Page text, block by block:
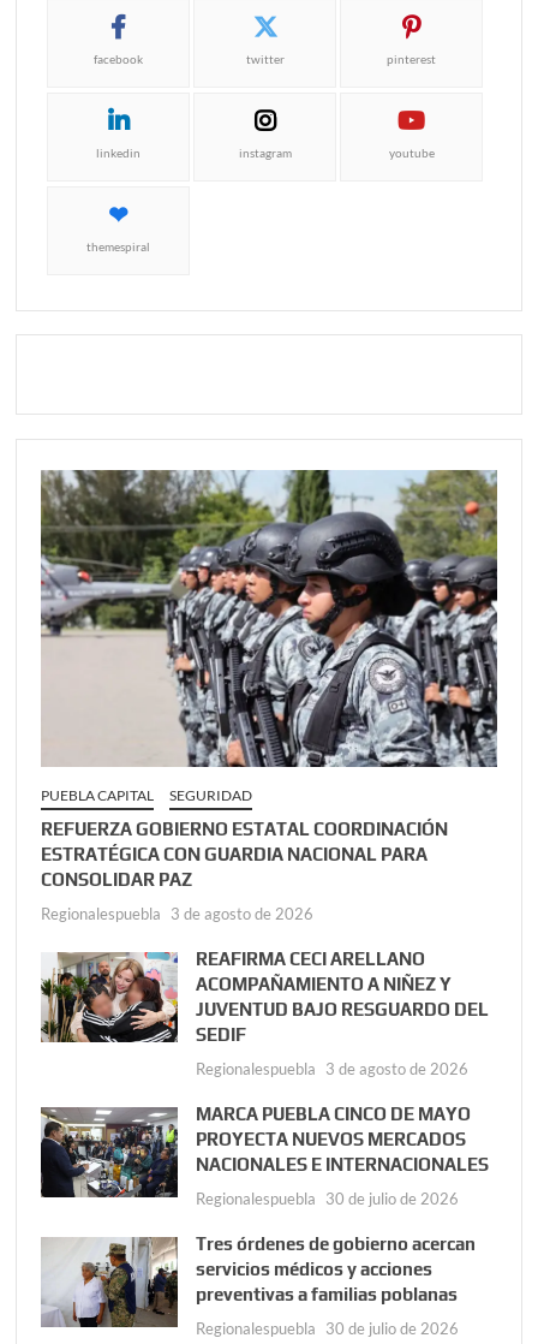
facebook twitter pinterest
linkedin instagram youtube
themespiral
PUEBLA CAPITAL SEGURIDAD
REFUERZA GOBIERNO ESTATAL COORDINACIÓN
ESTRATÉGICA CON GUARDIA NACIONAL PARA
CONSOLIDAR PAZ
Regionalespuebla 3 de agosto de 2026
REAFIRMA CECI ARELLANO
ACOMPAÑAMIENTO A NIÑEZ Y
JUVENTUD BAJO RESGUARDO DEL
SEDIF
Regionalespuebla 3 de agosto de 2026
MARCA PUEBLA CINCO DE MAYO
PROYECTA NUEVOS MERCADOS
NACIONALES E INTERNACIONALES
Regionalespuebla 30 de julio de 2026
Tres órdenes de gobierno acercan
servicios médicos y acciones
preventivas a familias poblanas
Regionalespuebla 30 de julio de 2026